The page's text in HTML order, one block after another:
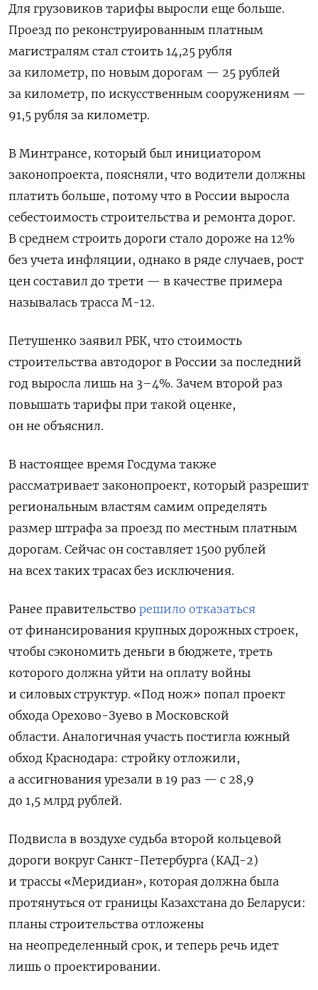
Для грузовиков тарифы выросли еще больше.
Проезд по реконструированным платным
магистралям стал стоить 14,25 рубля
за километр, по новым дорогам — 25 рублей
за километр, по искусственным сооружениям —
91,5 рубля за километр.
В Минтрансе, который был инициатором
законопроекта, поясняли, что водители должны
платить больше, потому что в России выросла
себестоимость строительства и ремонта дорог.
В среднем строить дороги стало дороже на 12%
без учета инфляции, однако в ряде случаев, рост
цен составил до трети — в качестве примера
называлась трасса М-12.
Петушенко заявил РБК, что стоимость
строительства автодорог в России за последний
год выросла лишь на 3–4%. Зачем второй раз
повышать тарифы при такой оценке,
он не объяснил.
В настоящее время Госдума также
рассматривает законопроект, который разрешит
региональным властям самим определять
размер штрафа за проезд по местным платным
дорогам. Сейчас он составляет 1500 рублей
на всех таких трасах без исключения.
Ранее правительство решило отказаться
от финансирования крупных дорожных строек,
чтобы сэкономить деньги в бюджете, треть
которого должна уйти на оплату войны
и силовых структур. «Под нож» попал проект
обхода Орехово-Зуево в Московской
области. Аналогичная участь постигла южный
обход Краснодара: стройку отложили,
а ассигнования урезали в 19 раз — с 28,9
до 1,5 млрд рублей.
Подвисла в воздухе судьба второй кольцевой
дороги вокруг Санкт-Петербурга (КАД-2)
и трассы «Меридиан», которая должна была
протянуться от границы Казахстана до Беларуси:
планы строительства отложены
на неопределенный срок, и теперь речь идет
лишь о проектировании.